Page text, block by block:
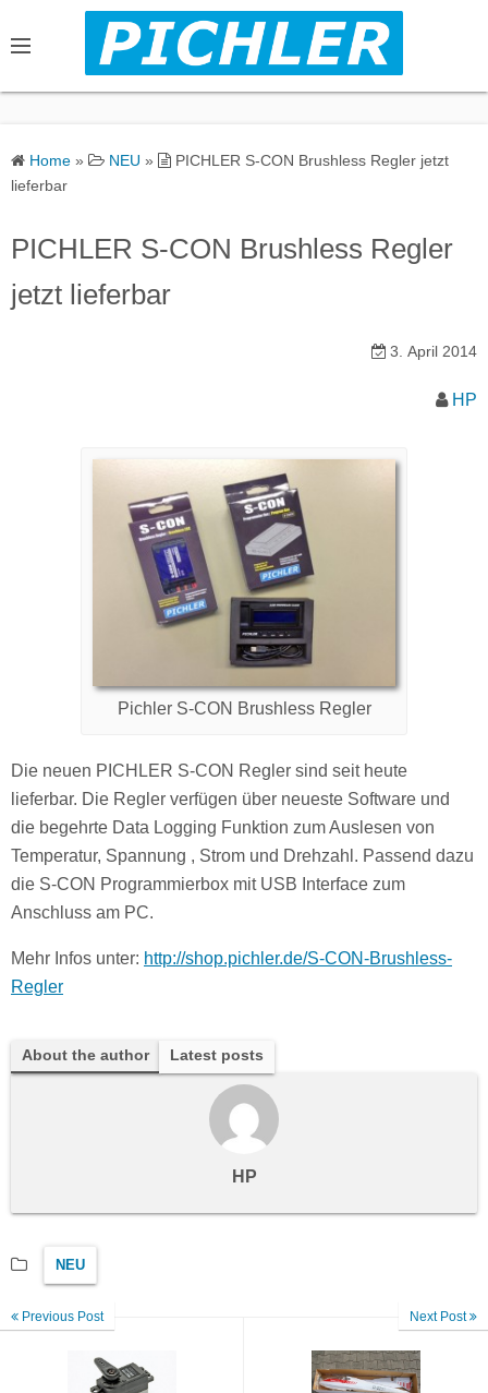
p
Home » NEU »
PICHLER S-CON Brushless Regler jetzt
lieferbar
PICHLER S-CON Brushless Regler
jetzt lieferbar
3. April 2014
HP
Pichler S-CON Brushless Regler
Die neuen PICHLER S-CON Regler sind seit heute
lieferbar. Die Regler verfügen über neueste Software und
die begehrte Data Logging Funktion zum Auslesen von
Temperatur, Spannung , Strom und Drehzahl. Passend dazu
die S-CON Programmierbox mit USB Interface zum
Anschluss am PC.
Mehr Infos unter: http://shop.pichler.de/S-CON-Brushless-
Regler
About the author Latest posts
HP
NEU
Previous Post Next Post